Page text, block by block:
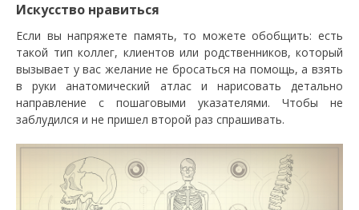
Искусство нравиться
Если вы напряжете память, то можете обобщить: есть
такой тип коллег, клиентов или родственников, который
вызывает у вас желание не бросаться на помощь, а взять
в руки анатомический атлас и нарисовать детально
направление с пошаговыми указателями. Чтобы не
заблудился и не пришел второй раз спрашивать.